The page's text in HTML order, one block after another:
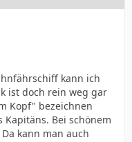
kann ich
ist doch rein weg gar
Kopf" bezeichnen
Bei schönem
kann man auch